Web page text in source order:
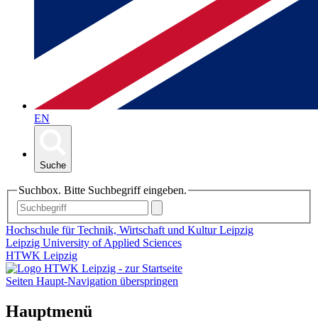
EN
Suche
Suchbox. Bitte Suchbegriff eingeben.
Hochschule für Technik, Wirtschaft und Kultur Leipzig
Leipzig University of Applied Sciences
HTWK Leipzig
Seiten Haupt-Navigation überspringen
Hauptmenü